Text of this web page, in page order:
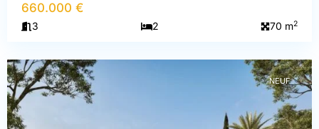
660.000 €
3 2 70 m2
Var,
Saint-
NEUF